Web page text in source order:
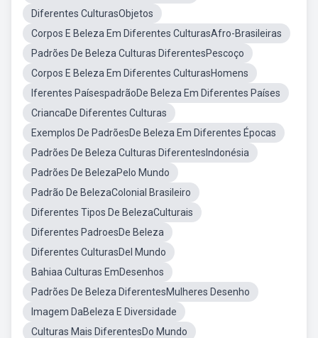
Diferentes CulturasObjetos
Corpos E Beleza Em Diferentes CulturasAfro-Brasileiras
Padrões De Beleza Culturas DiferentesPescoço
Corpos E Beleza Em Diferentes CulturasHomens
Iferentes PaísespadrãoDe Beleza Em Diferentes Países
CriancaDe Diferentes Culturas
Exemplos De PadrõesDe Beleza Em Diferentes Épocas
Padrões De Beleza Culturas DiferentesIndonésia
Padrões De BelezaPelo Mundo
Padrão De BelezaColonial Brasileiro
Diferentes Tipos De BelezaCulturais
Diferentes PadroesDe Beleza
Diferentes CulturasDel Mundo
Bahiaa Culturas EmDesenhos
Padrões De Beleza DiferentesMulheres Desenho
Imagem DaBeleza E Diversidade
Culturas Mais DiferentesDo Mundo